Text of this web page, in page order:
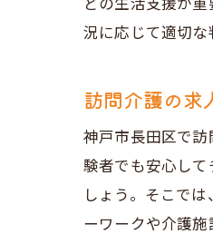
どの生活支援が
況に応じて適切な
訪問介護の求
神戸市長田区で
験者でも安心し
しょう。そこで
ーワークや介護